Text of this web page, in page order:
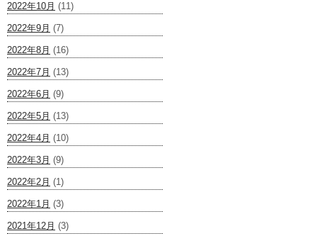
2022年10月 (11)
2022年9月 (7)
2022年8月 (16)
2022年7月 (13)
2022年6月 (9)
2022年5月 (13)
2022年4月 (10)
2022年3月 (9)
2022年2月 (1)
2022年1月 (3)
2021年12月 (3)